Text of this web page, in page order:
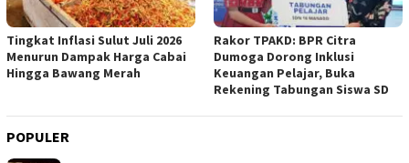
Tingkat Inflasi Sulut Juli 2026
Menurun Dampak Harga Cabai
Hingga Bawang Merah
Rakor TPAKD: BPR Citra
Dumoga Dorong Inklusi
Keuangan Pelajar, Buka
Rekening Tabungan Siswa SD
POPULER